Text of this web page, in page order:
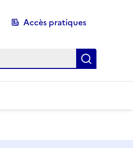
Accès pratiques